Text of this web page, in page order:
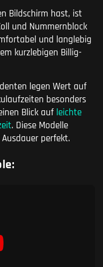
Bildschirm hast, ist
und Nummernblock
und langlebig
kurzlebigen Billig-
legen Wert auf
besonders
Blick auf leichte
. Diese Modelle
perfekt.